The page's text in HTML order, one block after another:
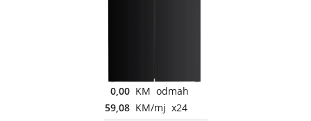
0,00 KM odmah
59,08 KM/mj x24